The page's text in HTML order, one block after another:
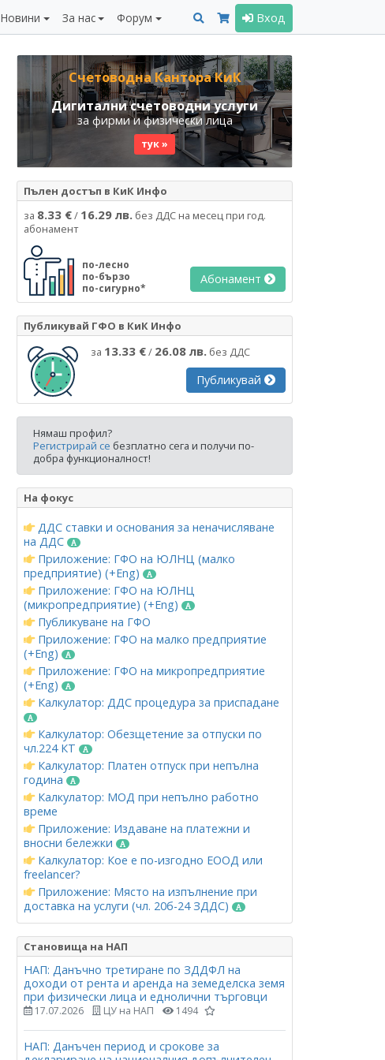
Новини За нас Форум Вход
Счетоводна Кантора КиК
Дигитални счетоводни услуги
за фирми и физически лица
тук »
Пълен достъп в КиК Инфо
за 8.33 €/ 16.29 лв. без ДДС на месец при год.
абонамент
по-лесно
по-бързо
по-сигурно*
Абонамент
Публикувай ГФО в КиК Инфо
за 13.33 €/ 26.08 лв. без ДДС
Публикувай
Нямаш профил?
Регистрирай се безплатно сега и получи по-
добра функционалност!
На фокус
ДДС ставки и основания за неначисляване
на ДДС
Приложение: ГФО на ЮЛНЦ (малко
предприятие) (+Eng)
Приложение: ГФО на ЮЛНЦ
(микропредприятие) (+Eng)
Публикуване на ГФО
Приложение: ГФО на малко предприятие
(+Eng)
Приложение: ГФО на микропредприятие
(+Eng)
Калкулатор: ДДС процедура за приспадане
Калкулатор: Обезщетение за отпуски по
чл.224 КТ
Калкулатор: Платен отпуск при непълна
година
Калкулатор: МОД при непълно работно
време
Приложение: Издаване на платежни и
вносни бележки
Калкулатор: Кое е по-изгодно ЕООД или
freelancer?
Приложение: Място на изпълнение при
доставка на услуги (чл. 20б-24 ЗДДС)
Становища на НАП
НАП: Данъчно третиране по ЗДДФЛ на
доходи от рента и аренда на земеделска земя
при физически лица и еднолични търговци
17.07.2026 ЦУ на НАП 1494
НАП: Данъчен период и срокове за